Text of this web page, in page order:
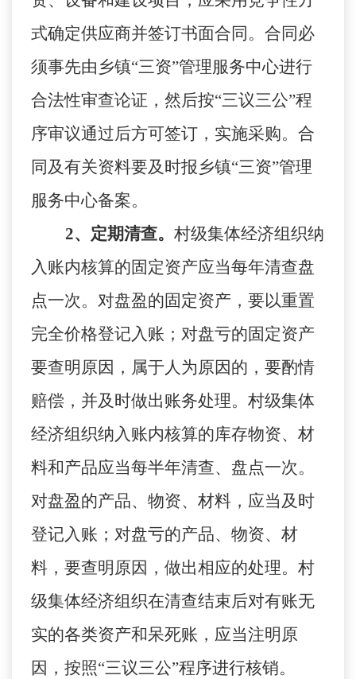
式确定供应商并签订书面合同。合同必
须事先由乡镇“三资”管理服务中心进行
合法性审查论证，然后按“三议三公”程
序审议通过后方可签订，实施采购。合
同及有关资料要及时报乡镇“三资”管理
服务中心备案。
2、定期清查。 村级集体经济组织纳
入账内核算的固定资产应当每年清查盘
点一次。对盘盈的固定资产，要以重置
完全价格登记入账；对盘亏的固定资产
要查明原因，属于人为原因的，要酌情
赔偿，并及时做出账务处理。村级集体
经济组织纳入账内核算的库存物资、材
料和产品应当每半年清查、盘点一次。
对盘盈的产品、物资、材料，应当及时
登记入账；对盘亏的产品、物资、材
料，要查明原因，做出相应的处理。村
级集体经济组织在清查结束后对有账无
实的各类资产和呆死账，应当注明原
因，按照“三议三公”程序进行核销。